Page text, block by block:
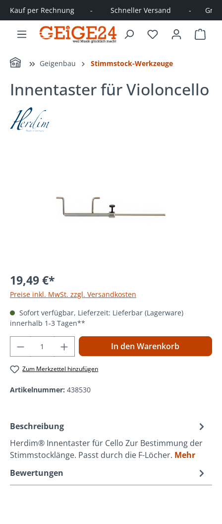
springen
Kauf per Rechnung        -         Schneller Versand         -
Home Geigenbau Stimmstock-Werkzeuge
Innentaster für Violoncello
19,49 €*
Preise inkl. MwSt. zzgl. Versandkosten
Sofort verfügbar, Lieferzeit: Lieferbar (Lagerware)
innerhalb 1-3 Tagen**
Produkt Anzahl: Gib den gewünschten
In den Warenkorb
Zum Merkzettel hinzufügen
Artikelnummer: 438530
Beschreibung
Herdim® Innentaster für Cello Zur Bestimmung der
Stimmstocklänge. Passt durch die F-Löcher. Mehr
Bewertungen